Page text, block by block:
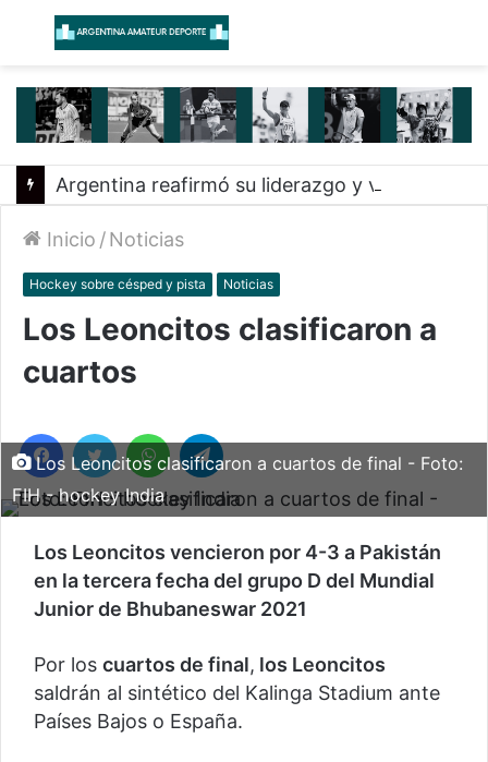
Menú
Inicio /Noticias
Hockey sobre césped y pista Noticias
Los Leoncitos clasificaron a
cuartos
Facebook
Twitter WhatsApp
Los Leoncitos clasificaron a cuartos de final - Foto:
FIH - hockey India
Los Leoncitos vencieron por 4-3 a Pakistán
en la tercera fecha del grupo D del Mundial
Junior de Bhubaneswar 2021
Por los cuartos de final, los Leoncitos
saldrán al sintético del Kalinga Stadium ante
Países Bajos o España.